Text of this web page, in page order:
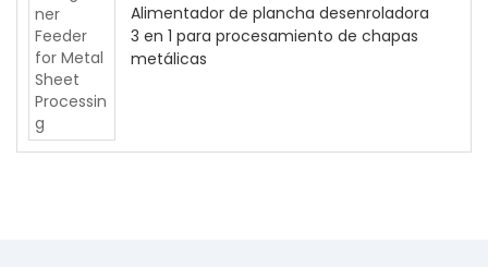
Alimentador de plancha desenroladora
3 en 1 para procesamiento de chapas
metálicas